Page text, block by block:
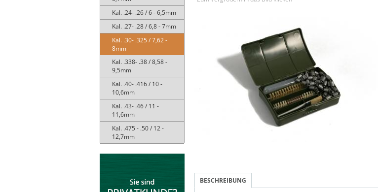
Kal. .24- .26 / 6 - 6,5mm
Kal. .27- .28 / 6,8 - 7mm
Kal. .30- .325 / 7,62 -
8mm
Kal. .338- .38 / 8,58 -
9,5mm
Kal. .40- .416 / 10 -
10,6mm
Kal. .43- .46 / 11 -
11,6mm
Kal. .475 - .50 / 12 -
12,7mm
BESCHREIBUNG